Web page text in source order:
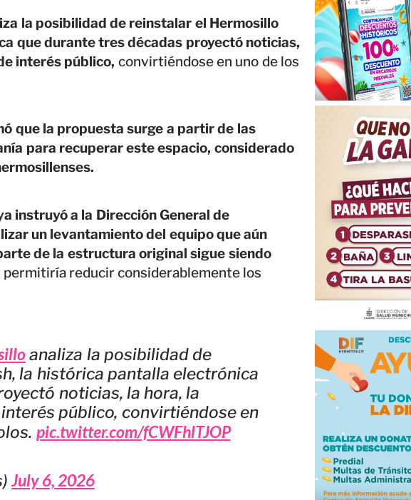
la posibilidad de reinstalar el Hermosillo
que durante tres décadas proyectó noticias,
interés público, convirtiéndose en uno de los
que la propuesta surge a partir de las
para recuperar este espacio, considerado
instruyó a la Dirección General de
un levantamiento del equipo que aún
de la estructura original sigue siendo
permitiría reducir considerablemente los
analiza la posibilidad de
la histórica pantalla electrónica
noticias, la hora, la
público, convirtiéndose en
pic.twitter.com/fCWFhlTJOP
July 6, 2026